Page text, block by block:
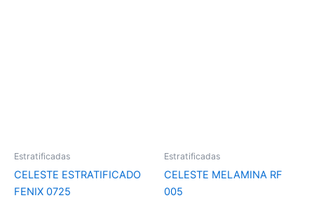
Estratificadas
CELESTE ESTRATIFICADO
FENIX 0725
Estratificadas
CELESTE MELAMINA RF
005